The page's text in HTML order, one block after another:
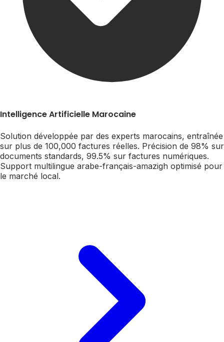
Intelligence Artificielle Marocaine
Solution développée par des experts marocains, entraînée
sur plus de 100,000 factures réelles. Précision de 98% sur
documents standards, 99.5% sur factures numériques.
Support multilingue arabe-français-amazigh optimisé pour
le marché local.